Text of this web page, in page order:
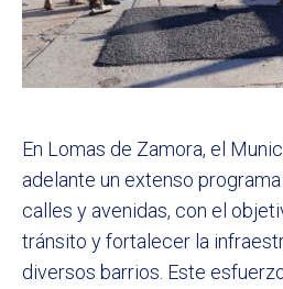
En Lomas de Zamora, el
adelante un extenso
calles y avenidas, con el
tránsito y fortalecer la
diversos barrios. Este